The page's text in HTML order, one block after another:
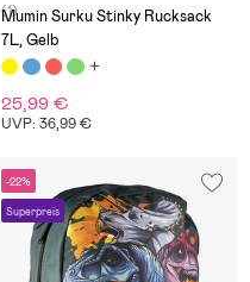
(1)
Mumin Surku Stinky Rucksack
7L, Gelb
25,99 €
UVP: 36,99 €
-22%
Superpreis